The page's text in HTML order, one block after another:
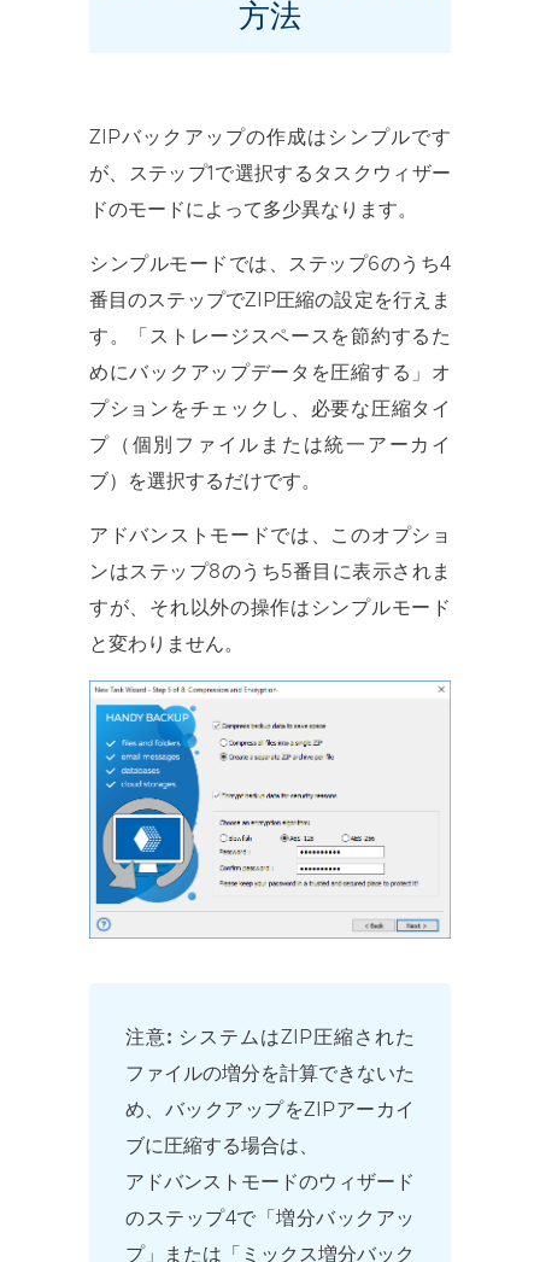
方法
ZIPバックアップの作成はシンプルです
が、ステップ1で選択するタスクウィザー
ドのモードによって多少異なります。
シンプルモードでは、ステップ6のうち4
番目のステップでZIP圧縮の設定を行えま
す。「ストレージスペースを節約するた
めにバックアップデータを圧縮する」オ
プションをチェックし、必要な圧縮タイ
プ（個別ファイルまたは統一アーカイ
ブ）を選択するだけです。
アドバンストモードでは、このオプショ
ンはステップ8のうち5番目に表示されま
すが、それ以外の操作はシンプルモード
と変わりません。
注意: システムはZIP圧縮された
ファイルの増分を計算できないた
め、バックアップをZIPアーカイ
ブに圧縮する場合は、
アドバンストモードのウィザード
のステップ4で「増分バックアッ
プ」または「ミックス増分バック